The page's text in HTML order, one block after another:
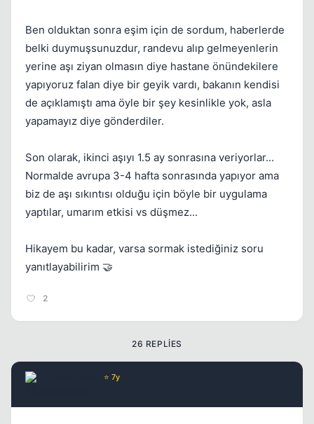
Ben olduktan sonra eşim için de sordum, haberlerde
belki duymuşsunuzdur, randevu alıp gelmeyenlerin
yerine aşı ziyan olmasın diye hastane önündekilere
yapıyoruz falan diye bir geyik vardı, bakanın kendisi
de açıklamıştı ama öyle bir şey kesinlikle yok, asla
yapamayız diye gönderdiler.
Son olarak, ikinci aşıyı 1.5 ay sonrasına veriyorlar...
Normalde avrupa 3-4 hafta sonrasında yapıyor ama
biz de aşı sıkıntısı olduğu için böyle bir uygulama
yaptılar, umarım etkisi vs düşmez...
Hikayem bu kadar, varsa sormak istediğiniz soru
yanıtlayabilirim 🤝
2
26 REPLIES
⭐ 7y